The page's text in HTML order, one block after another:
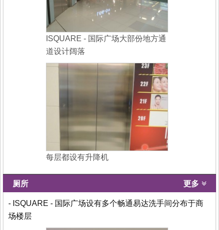
ISQUARE - 国际广场大部份地方通
道设计阔落
每层都设有升降机
厕所 更多
- ISQUARE - 国际广场设有多个畅通易达洗手间分布于商
场楼层